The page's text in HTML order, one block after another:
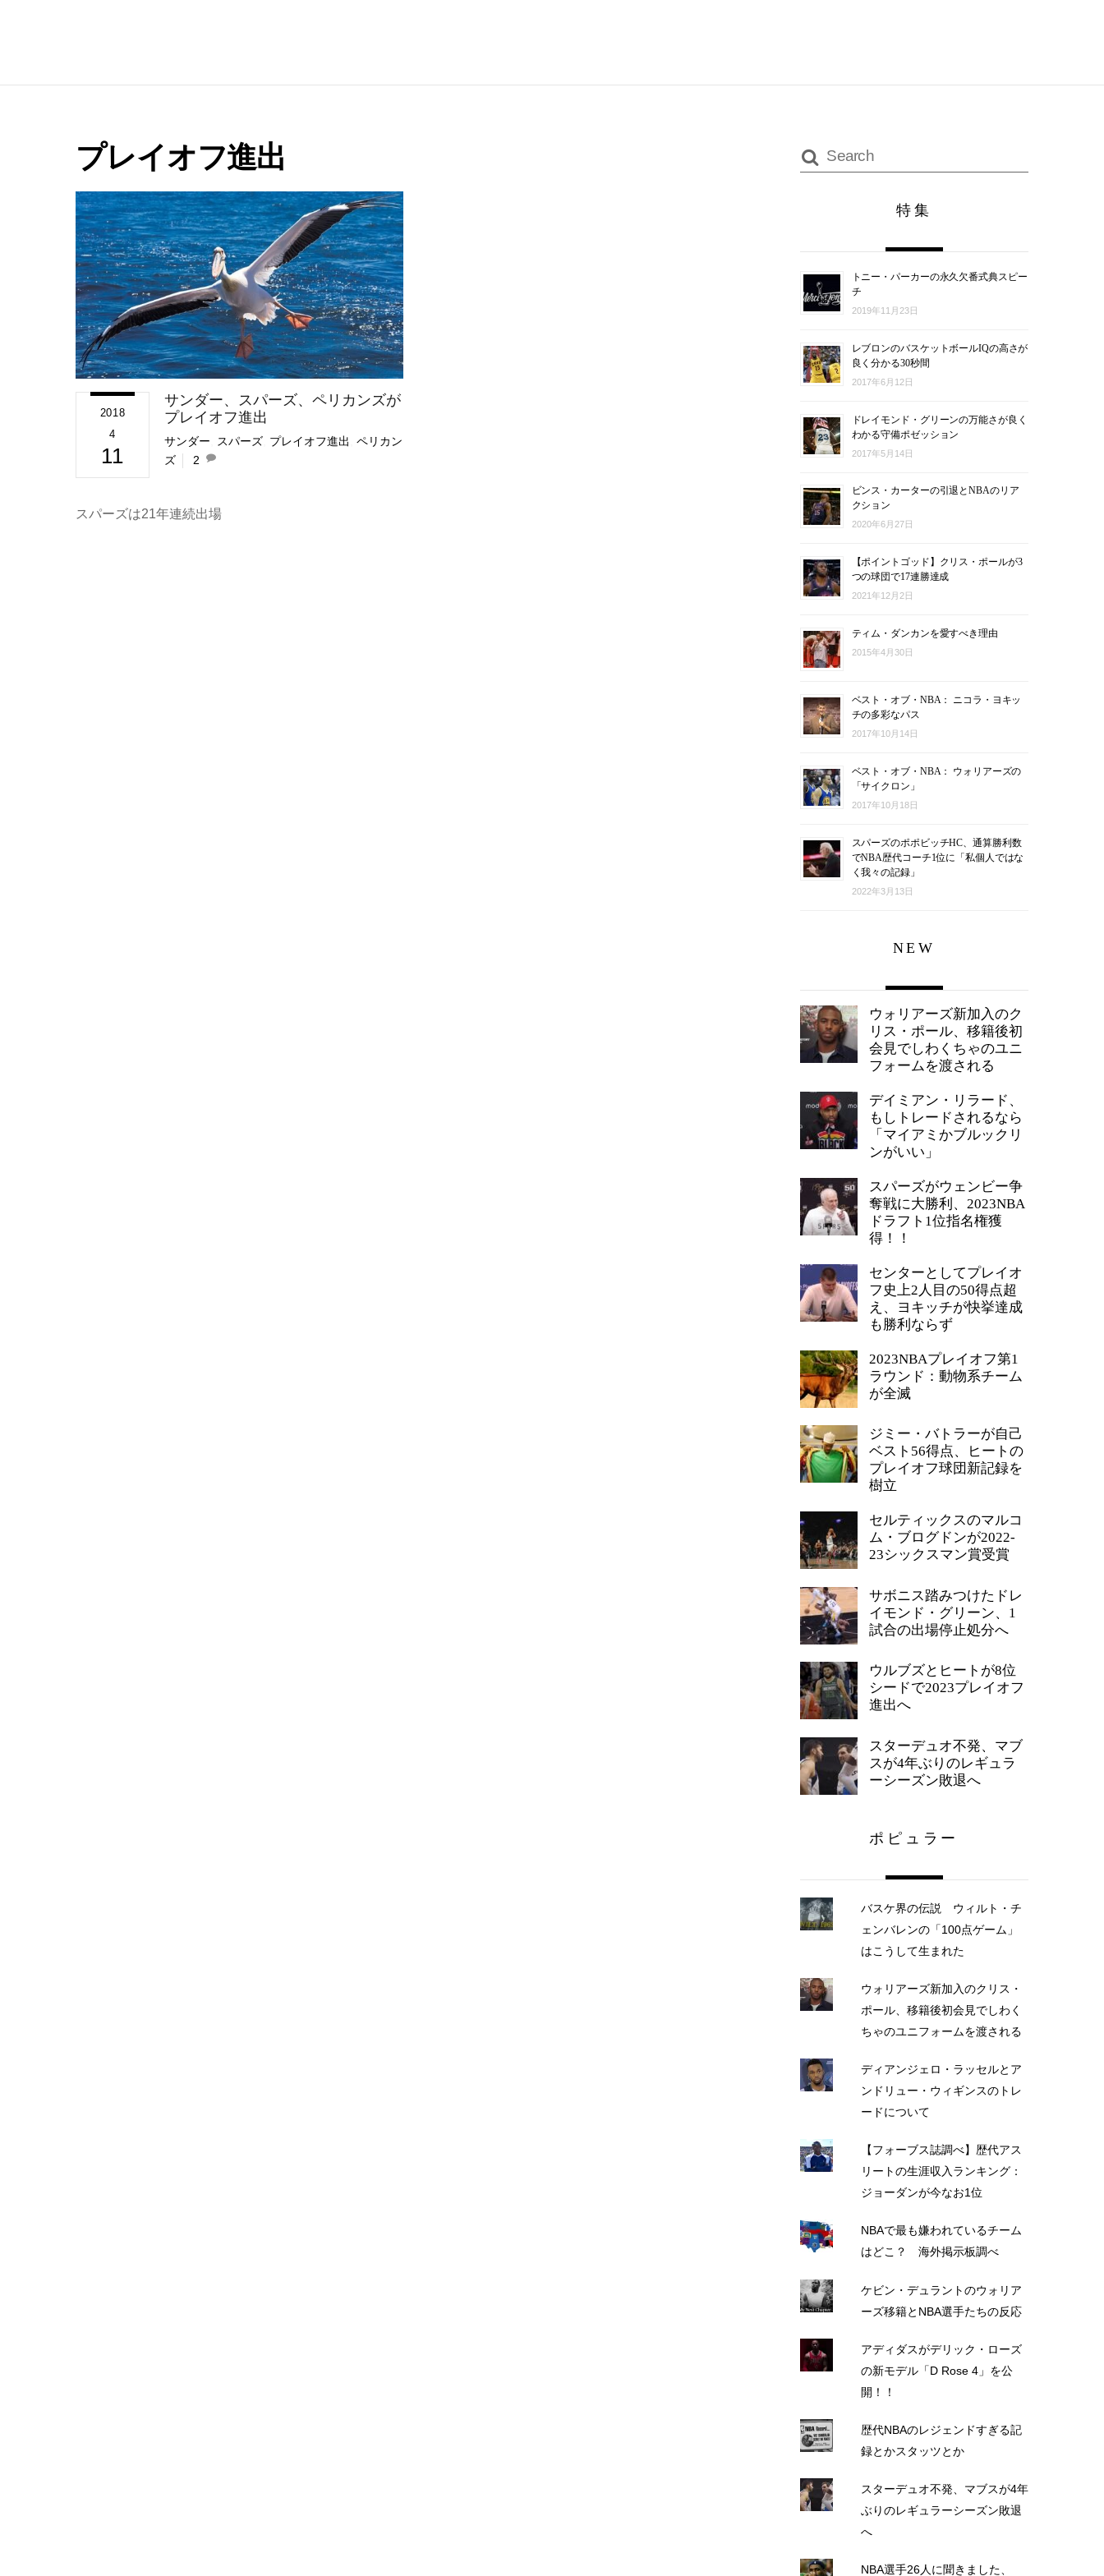
プレイオフ進出
2018
4
11
サンダー、スパーズ、ペリカンズが
プレイオフ進出
サンダー スパーズ, プレイオフ進出
ペリカン
ズ
2
スパーズは21年連続出場
特集
トニー・パーカーの永久欠番式典スピー
チ
2019年11月23日
レブロンのバスケットボールIQの高さが
良く分かる30秒間
2017年6月12日
ドレイモンド・グリーンの万能さが良く
わかる守備ポゼッション
2017年5月14日
ビンス・カーターの引退とNBAのリア
クション
2020年6月27日
【ポイントゴッド】クリス・ポールが3
つの球団で17連勝達成
2021年12月2日
ティム・ダンカンを愛すべき理由
2015年4月30日
ベスト・オブ・NBA： ニコラ・ヨキッ
チの多彩なパス
2017年10月14日
ベスト・オブ・NBA： ウォリアーズの
「サイクロン」
2017年10月18日
スパーズのポポビッチHC、通算勝利数
でNBA歴代コーチ1位に「私個人ではな
く我々の記録」
2022年3月13日
NEW
ウォリアーズ新加入のク
リス・ポール、移籍後初
会見でしわくちゃのユニ
フォームを渡される
デイミアン・リラード、
もしトレードされるなら
「マイアミかブルックリ
ンがいい」
スパーズがウェンビー争
奪戦に大勝利、2023NBA
ドラフト1位指名権獲
得！！
センターとしてプレイオ
フ史上2人目の50得点超
え、ヨキッチが快挙達成
も勝利ならず
2023NBAプレイオフ第1
ラウンド：動物系チーム
が全滅
ジミー・バトラーが自己
ベスト56得点、ヒートの
プレイオフ球団新記録を
樹立
セルティックスのマルコ
ム・ブログドンが2022-
23シックスマン賞受賞
サボニス踏みつけたドレ
イモンド・グリーン、1
試合の出場停止処分へ
ウルブズとヒートが8位
シードで2023プレイオフ
進出へ
スターデュオ不発、マブ
スが4年ぶりのレギュラ
ーシーズン敗退へ
ポピュラー
バスケ界の伝説 ウィルト・チ
ェンバレンの「100点ゲーム」
はこうして生まれた
ウォリアーズ新加入のクリス・
ポール、移籍後初会見でしわく
ちゃのユニフォームを渡される
ディアンジェロ・ラッセルとア
ンドリュー・ウィギンスのトレ
ードについて
【フォーブス誌調べ】歴代アス
リートの生涯収入ランキング：
ジョーダンが今なお1位
NBAで最も嫌われているチーム
はどこ？ 海外掲示板調べ
ケビン・デュラントのウォリア
ーズ移籍とNBA選手たちの反応
アディダスがデリック・ローズ
の新モデル「D Rose 4」を公
開！！
歴代NBAのレジェンドすぎる記
録とかスタッツとか
スターデュオ不発、マブスが4年
ぶりのレギュラーシーズン敗退
へ
NBA選手26人に聞きました、